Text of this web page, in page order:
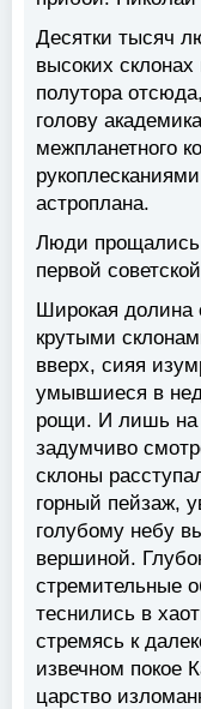
Десятки тысяч
высоких
полутора
голову
межпланетного
астроплана.
Люди прощались
первой
Широкая долина
крутыми
вверх, сияя
умывшиеся в
рощи. И лишь на
задумчиво
склоны
горный пейзаж,
голубому небу
вершиной.
стремительные
теснились в
стремясь к
извечном покое
царство